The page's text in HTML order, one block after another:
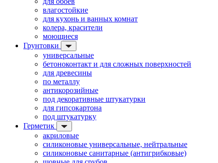
влагостойкие
для кухонь и ванных комнат
колера, красители
моющиеся
Грунтовки
универсальные
бетоноконтакт и для сложных поверхностей
для древесины
по металлу
антикорозийные
под декоративные штукатурки
для гипсокартона
под штукатурку
Герметик
акриловые
силиконовые универсальные, нейтральные
силиконовые санитарные (антигрибковые)